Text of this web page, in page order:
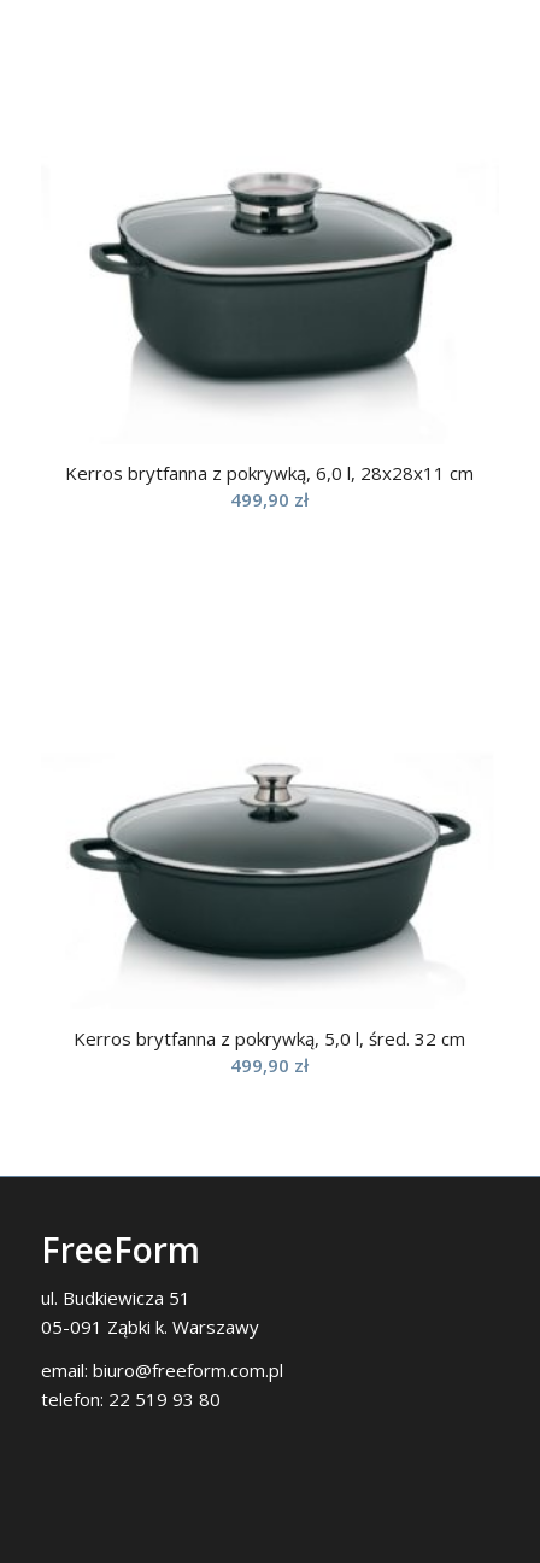
Kerros brytfanna z pokrywką, 6,0 l, 28x28x11 cm
499,90 zł
Kerros brytfanna z pokrywką, 5,0 l, śred. 32 cm
499,90 zł
FreeForm
ul. Budkiewicza 51
05-091 Ząbki k. Warszawy
email: biuro@freeform.com.pl
telefon: 22 519 93 80